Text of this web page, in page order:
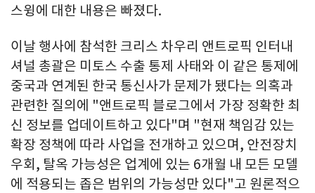
스윙에 대한 내용은 빠졌다.
이날 행사에 참석한 크리스 차우리 앤트로픽 인터내
셔널 총괄은 미토스 수출 통제 사태와 이 같은 통제에
중국과 연계된 한국 통신사가 문제가 됐다는 의혹과
관련한 질의에 "앤트로픽 블로그에서 가장 정확한 최
신 정보를 업데이트하고 있다"며 "현재 책임감 있는
확장 정책에 따라 사업을 전개하고 있으며, 안전장치
우회, 탈옥 가능성은 업계에 있는 6개월 내 모든 모델
에 적용되는 좁은 범위의 가능성만 있다"고 원론적으